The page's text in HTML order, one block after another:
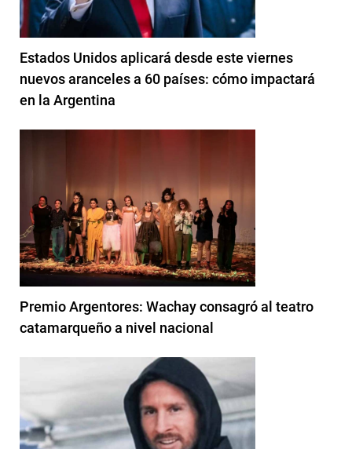
Estados Unidos aplicará desde este viernes
nuevos aranceles a 60 países: cómo impactará
en la Argentina
Premio Argentores: Wachay consagró al teatro
catamarqueño a nivel nacional